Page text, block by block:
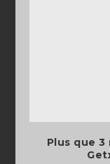
Plus que 3